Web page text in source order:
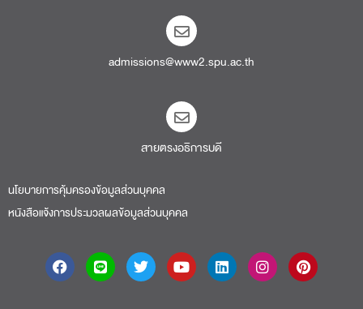
admissions@www2.spu.ac.th
สายตรงอธิการบดี​
นโยบายการคุ้มครองข้อมูลส่วนบุคคล
หนังสือแจ้งการประมวลผลข้อมูลส่วนบุคคล